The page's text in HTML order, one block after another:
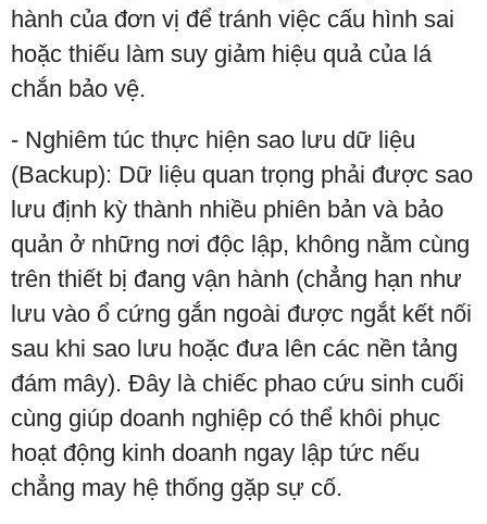
hành của đơn vị để tránh việc cấu hình sai
hoặc thiếu làm suy giảm hiệu quả của lá
chắn bảo vệ.
- Nghiêm túc thực hiện sao lưu dữ liệu
(Backup): Dữ liệu quan trọng phải được sao
lưu định kỳ thành nhiều phiên bản và bảo
quản ở những nơi độc lập, không nằm cùng
trên thiết bị đang vận hành (chẳng hạn như
lưu vào ổ cứng gắn ngoài được ngắt kết nối
sau khi sao lưu hoặc đưa lên các nền tảng
đám mây). Đây là chiếc phao cứu sinh cuối
cùng giúp doanh nghiệp có thể khôi phục
hoạt động kinh doanh ngay lập tức nếu
chẳng may hệ thống gặp sự cố.